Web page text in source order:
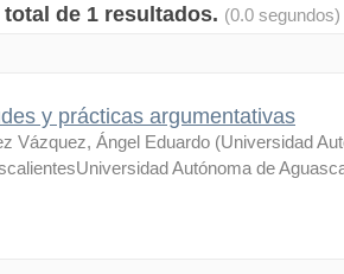
de 1 resultados. (0.0 segundos)
y prácticas argumentativas
Vázquez, Ángel Eduardo (Universidad
Autónoma de